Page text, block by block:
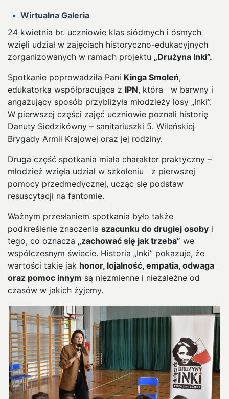
Wirtualna Galeria
24 kwietnia br. uczniowie klas siódmych i ósmych
wzięli udział w zajęciach historyczno-edukacyjnych
zorganizowanych w ramach projektu „Drużyna Inki”.
Spotkanie poprowadziła Pani Kinga Smoleń,
edukatorka współpracująca z IPN, która
w barwny i
angażujący sposób przybliżyła młodzieży losy „Inki”.
W pierwszej części zajęć uczniowie poznali historię
Danuty Siedzikówny – sanitariuszki 5. Wileńskiej
Brygady Armii Krajowej oraz jej rodziny.
Druga część spotkania miała charakter praktyczny –
młodzież wzięła udział w szkoleniu
z pierwszej
pomocy przedmedycznej, ucząc się podstaw
resuscytacji na fantomie.
Ważnym przesłaniem spotkania było także
podkreślenie znaczenia szacunku do drugiej osoby i
tego, co oznacza „zachować się jak trzeba” we
współczesnym świecie. Historia „Inki” pokazuje, że
wartości takie jak honor, lojalność, empatia, odwaga
oraz pomoc innym są niezmienne i niezależne od
czasów w jakich żyjemy.